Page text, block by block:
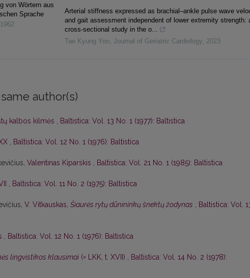
von Wörtern aus
Sprache
1962
Arterial stiffness expressed as brachial–ankle pulse wave
and gait assessment independent of lower extremity strength:
cross-sectional study in the o...
Tae Kyung Yoo, Journal of Geriatric Cardiology, 2023
author(s)
kalbos kilmės , Baltistica: Vol. 13 No. 1 (1977): Baltistica
, Baltistica: Vol. 12 No. 1 (1976): Baltistica
Valentinas Kiparskis , Baltistica: Vol. 21 No. 1 (1985): Baltistica
, Baltistica: Vol. 11 No. 2 (1975): Baltistica
V. Vitkauskas, Šiaurės rytų dūnininkų šnektų žodynas , Baltistica: Vol.
, Baltistica: Vol. 12 No. 1 (1976): Baltistica
lingvistikos klausimai (= LKK, t. XVII) , Baltistica: Vol. 14 No. 2 (1978):